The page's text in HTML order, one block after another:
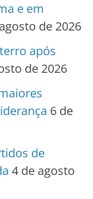
e em
de 2026
após
de 2026
6 de
de
4 de agosto